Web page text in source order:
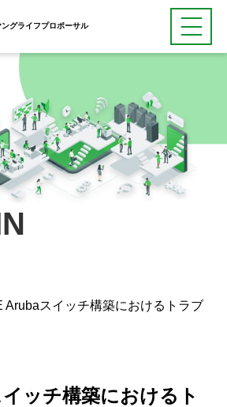
グライフプロポーサル
Arubaスイッチ構築におけるトラブ
ッチ構築におけるト